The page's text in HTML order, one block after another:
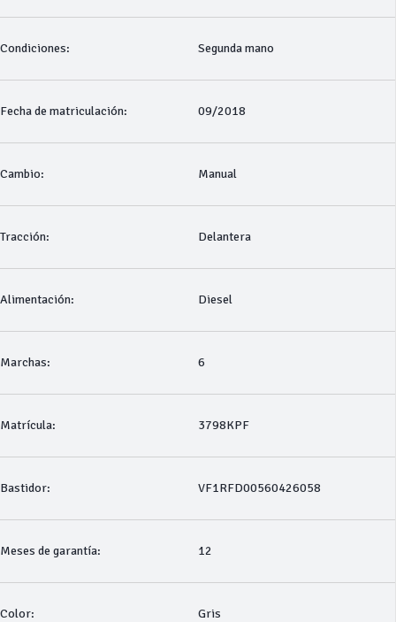
Condiciones: Segunda mano
Fecha de matriculación: 09/2018
Cambio: Manual
Tracción: Delantera
Alimentación: Diesel
Marchas: 6
Matrícula: 3798KPF
Bastidor: VF1RFD00560426058
Meses de garantía: 12
Color: Gris